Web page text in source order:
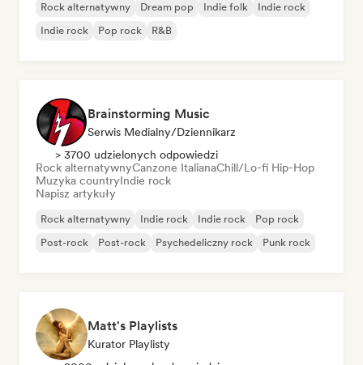
Rock alternatywny Dream pop Indie folk
Indie rock
Indie rock
Pop rock R&B
Brainstorming Music
Serwis Medialny/Dziennikarz
> 3700 udzielonych odpowiedzi
Rock alternatywnyCanzone ItalianaChill/Lo-fi Hip-Hop
Muzyka countryIndie rock
Napisz artykuły
Rock alternatywny Indie rock Indie rock
Pop rock
Post-rock
Post-rock Psychedeliczny rock Punk rock
Matt's Playlists
Kurator Playlisty